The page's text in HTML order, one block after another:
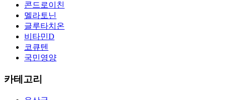
콘드로이친
멜라토닌
글루타치온
비타민D
코큐텐
국민영양
카테고리